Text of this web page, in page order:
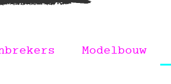
Modelbouw